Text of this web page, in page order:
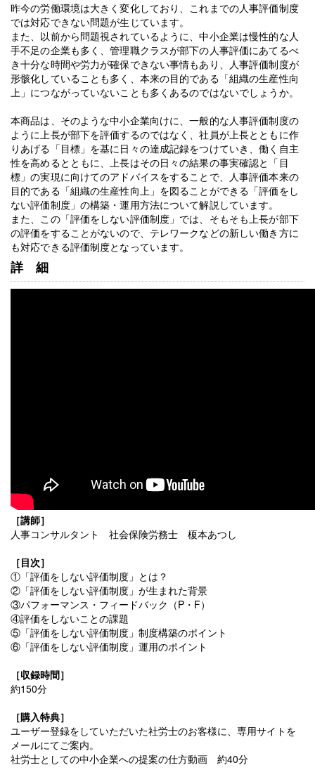
昨今の労働環境は大きく変化しており、これまでの人事評価制度
では対応できない問題が生じています。
また、以前から問題視されているように、中小企業は慢性的な人
手不足の企業も多く、管理職クラスが部下の人事評価にあてるべ
き十分な時間や労力が確保できない事情もあり、人事評価制度が
形骸化していることも多く、本来の目的である「組織の生産性向
上」につながっていないことも多くあるのではないでしょうか。
本商品は、そのような中小企業向けに、一般的な人事評価制度の
ように上長が部下を評価するのではなく、社員が上長とともに作
りあげる「目標」を基に日々の達成記録をつけていき、働く自主
性を高めるとともに、上長はその日々の結果の事実確認と「目
標」の実現に向けてのアドバイスをすることで、人事評価本来の
目的である「組織の生産性向上」を図ることができる「評価をし
ない評価制度」の構築・運用方法について解説しています。
また、この「評価をしない評価制度」では、そもそも上長が部下
の評価をすることがないので、テレワークなどの新しい働き方に
も対応できる評価制度となっています。
詳細
［講師］
人事コンサルタント 社会保険労務士 榎本あつし
［目次］
①「評価をしない評価制度」とは？
②「評価をしない評価制度」が生まれた背景
③パフォーマンス・フィードバック（P・F）
④評価をしないことの課題
⑤「評価をしない評価制度」制度構築のポイント
⑥「評価をしない評価制度」運用のポイント
［収録時間］
約150分
［購入特典］
ユーザー登録をしていただいた社労士のお客様に、専用サイトを
メールにてご案内。
社労士としての中小企業への提案の仕方動画 約40分